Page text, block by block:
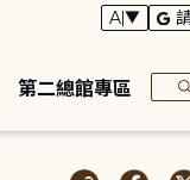
第二總館專區